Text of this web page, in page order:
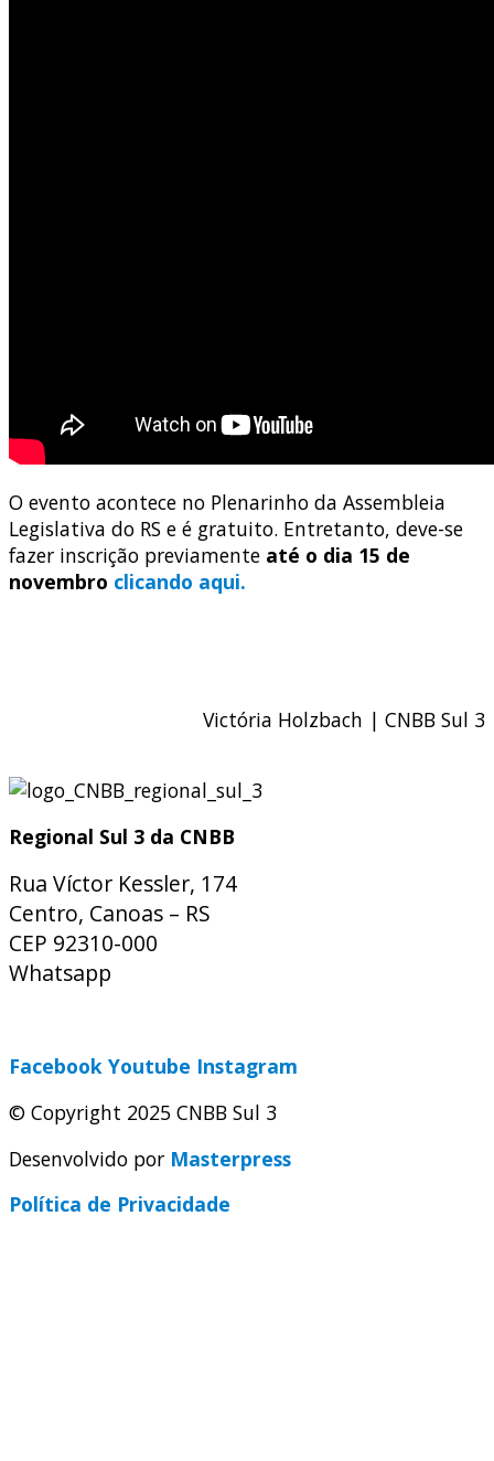
O evento acontece no Plenarinho da Assembleia
Legislativa do RS e é gratuito. Entretanto, deve-se
fazer inscrição previamente até o dia 15 de
novembro clicando aqui.
Victória Holzbach | CNBB Sul 3
Regional Sul 3 da CNBB
Rua Víctor Kessler, 174
Centro, Canoas – RS
CEP 92310-000
Whatsapp
Facebook Youtube Instagram
© Copyright 2025 CNBB Sul 3
Desenvolvido por Masterpress
Política de Privacidade